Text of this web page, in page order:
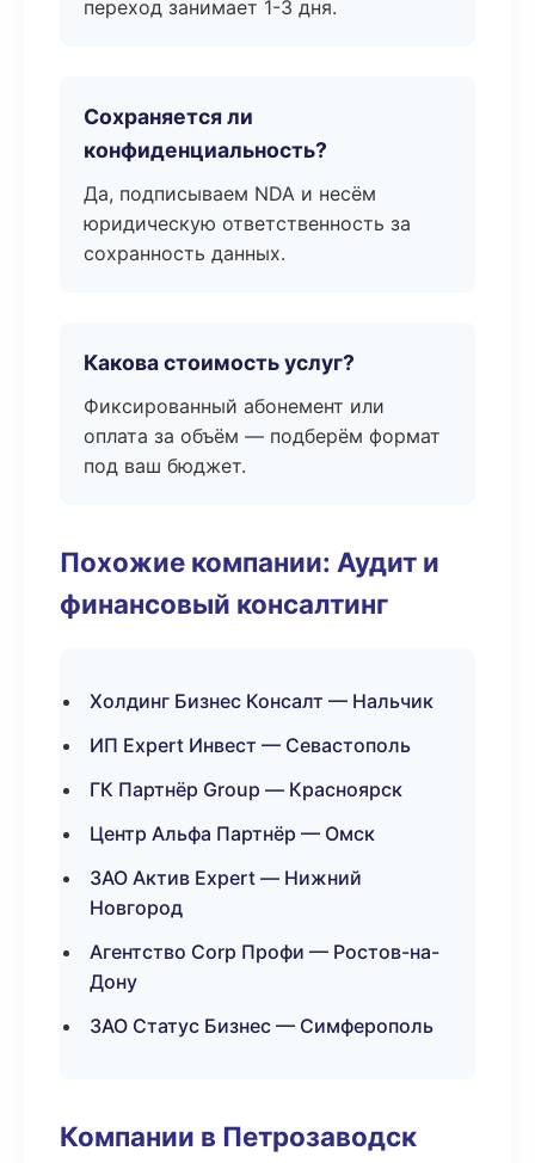
переход занимает 1-3 дня.
Сохраняется ли
конфиденциальность?
Да, подписываем NDA и несём
юридическую ответственность за
сохранность данных.
Какова стоимость услуг?
Фиксированный абонемент или
оплата за объём — подберём формат
под ваш бюджет.
Похожие компании: Аудит и
финансовый консалтинг
Холдинг Бизнес Консалт — Нальчик
ИП Expert Инвест — Севастополь
ГК Партнёр Group — Красноярск
Центр Альфа Партнёр — Омск
ЗАО Актив Expert — Нижний
Новгород
Агентство Corp Профи — Ростов-на-
Дону
ЗАО Статус Бизнес — Симферополь
Компании в Петрозаводск